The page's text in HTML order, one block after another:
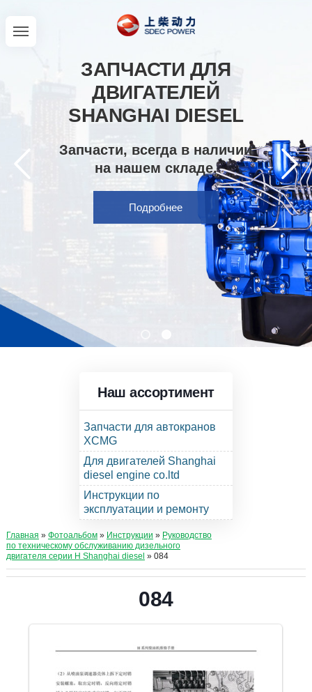
ЗАПЧАСТИ ДЛЯ
ДВИГАТЕЛЕЙ
SHANGHAI DIESEL
Запчасти, всегда в наличии
на нашем складе.
Подробнее
Наш ассортимент
Запчасти для автокранов
XCMG
Для двигателей Shanghai
diesel engine co.ltd
Инструкции по
эксплуатации и ремонту
Главная » Фотоальбом» Инструкции » Руководство
по техническому обслуживанию дизельного
двигателя серии Н Shanghai diesel » 084
084